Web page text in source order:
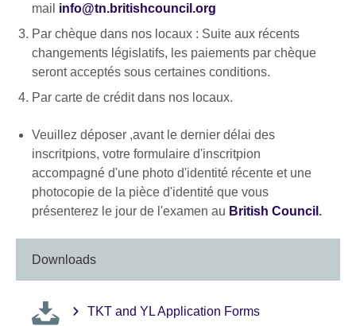
mail info@tn.britishcouncil.org
Par chèque dans nos locaux : Suite aux récents
changements législatifs, les paiements par chèque
seront acceptés sous certaines conditions.
Par carte de crédit dans nos locaux.
Veuillez déposer ,avant le dernier délai des
inscritpions, votre formulaire d'inscritpion
accompagné d'une photo d'identité récente et une
photocopie de la pièce d'identité que vous
présenterez le jour de l'examen au British Council .
Downloads
TKT and YL Application Forms